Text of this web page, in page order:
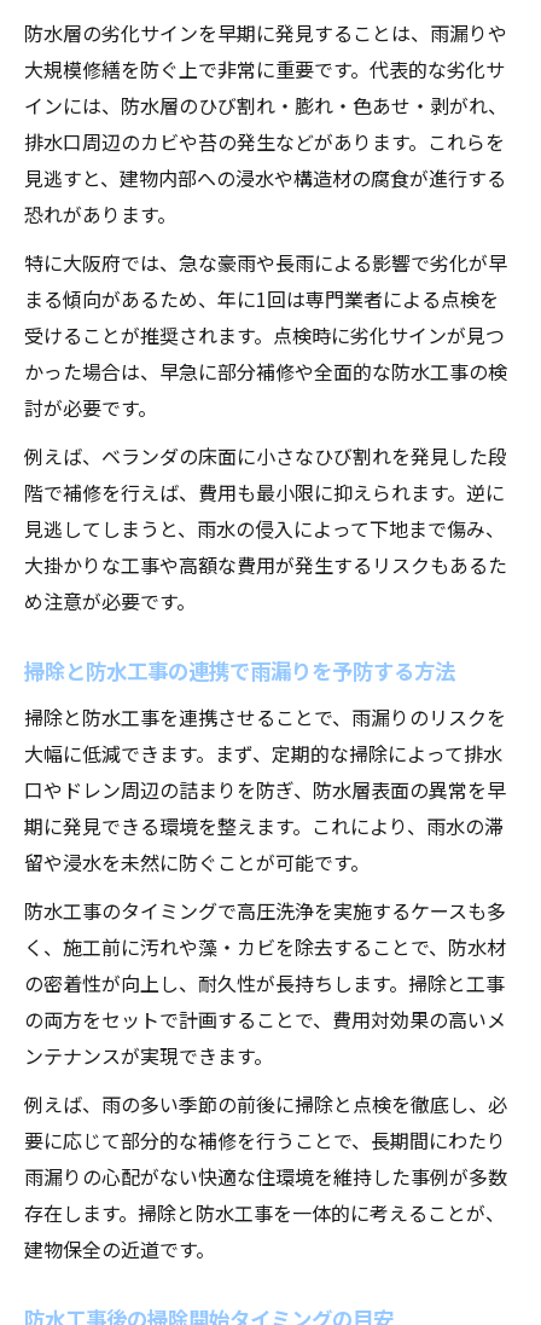
防水層の劣化サインを早期に発見することは、雨漏りや
大規模修繕を防ぐ上で非常に重要です。代表的な劣化サ
インには、防水層のひび割れ・膨れ・色あせ・剥がれ、
排水口周辺のカビや苔の発生などがあります。これらを
見逃すと、建物内部への浸水や構造材の腐食が進行する
恐れがあります。
特に大阪府では、急な豪雨や長雨による影響で劣化が早
まる傾向があるため、年に1回は専門業者による点検を
受けることが推奨されます。点検時に劣化サインが見つ
かった場合は、早急に部分補修や全面的な防水工事の検
討が必要です。
例えば、ベランダの床面に小さなひび割れを発見した段
階で補修を行えば、費用も最小限に抑えられます。逆に
見逃してしまうと、雨水の侵入によって下地まで傷み、
大掛かりな工事や高額な費用が発生するリスクもあるた
め注意が必要です。
掃除と防水工事の連携で雨漏りを予防する方法
掃除と防水工事を連携させることで、雨漏りのリスクを
大幅に低減できます。まず、定期的な掃除によって排水
口やドレン周辺の詰まりを防ぎ、防水層表面の異常を早
期に発見できる環境を整えます。これにより、雨水の滞
留や浸水を未然に防ぐことが可能です。
防水工事のタイミングで高圧洗浄を実施するケースも多
く、施工前に汚れや藻・カビを除去することで、防水材
の密着性が向上し、耐久性が長持ちします。掃除と工事
の両方をセットで計画することで、費用対効果の高いメ
ンテナンスが実現できます。
例えば、雨の多い季節の前後に掃除と点検を徹底し、必
要に応じて部分的な補修を行うことで、長期間にわたり
雨漏りの心配がない快適な住環境を維持した事例が多数
存在します。掃除と防水工事を一体的に考えることが、
建物保全の近道です。
防水工事後の掃除開始タイミングの目安